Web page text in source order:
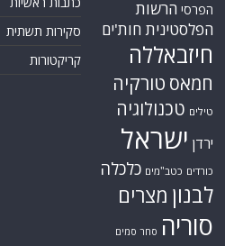
הפרסי הרשות
הפלסטינית חות'ים
חיזבאללה
חמאס טורקיה
טילים טכנולוגיה
ירדן ישראל
כורדים כטב"מים כלכלה
לבנון מצרים
סוריה סחר סמים
סקירות תשתית
קריקטורות